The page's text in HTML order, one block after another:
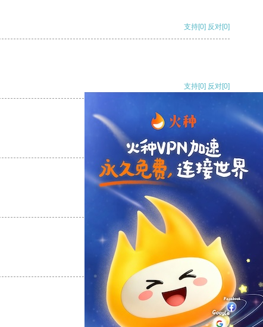
支持[0] 反对[0]
支持[0] 反对[0]
支持[0] 反对
支持
反对 [0]
支持[0] 反对[0]